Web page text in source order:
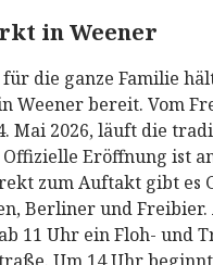
in Weener
die ganze Familie
Weener bereit. Vom
Mai 2026, läuft die
Eröffnung ist
zum Auftakt gibt es
Berliner und Freibier.
11 Uhr ein Floh- und
Um 14 Uhr